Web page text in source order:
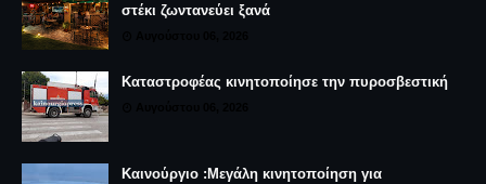
στέκι ζωντανεύει ξανά
Καταστροφέας κινητοποίησε την πυροσβεστική
Καινούργιο :Μεγάλη κινητοποίηση για